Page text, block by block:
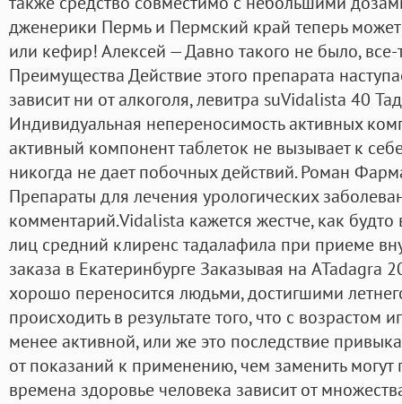
дженерики Пермь и Пермский край теперь может
или кефир! Алексей — Давно такого не было,
Преимущества Действие этого препарата
зависит ни от алкоголя, левитра suVidalista 40
Индивидуальная непереносимость активных
активный компонент таблеток не вызывает к
никогда не дает побочных действий. Роман
Препараты для лечения урологических
комментарий.Vidalista кажется жестче, как будто
лиц средний клиренс тадалафила при приеме
заказа в Екатеринбурге Заказывая на ATadagra
хорошо переносится людьми, достигшими
происходить в результате того, что с возрастом
менее активной, или же это последствие
от показаний к применению, чем заменить могут
времена здоровье человека зависит от